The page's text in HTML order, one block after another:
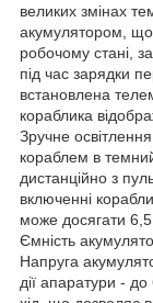
великих змінах
акумулятором, що
робочому стані,
під час зарядки
встановлена
кораблика
Зручне
кораблем в
дистанційно з
включенні
може досягати
Ємність
Напруга
дії апаратури -